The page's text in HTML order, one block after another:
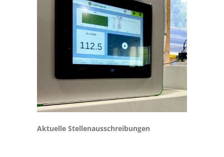
Aktuelle Stellenausschreibungen